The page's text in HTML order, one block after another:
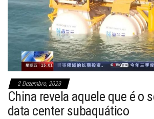
2 Dezembro, 2023
China revela aquele que é o
data center subaquático